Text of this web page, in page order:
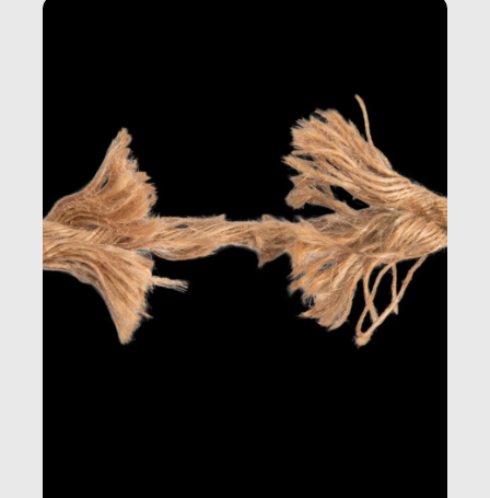
dietro gli oggetti e i servizi che fanno la nostra vita